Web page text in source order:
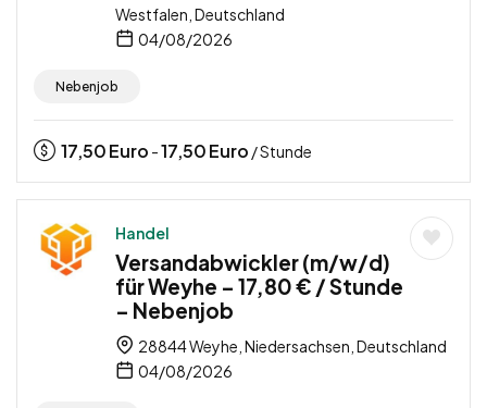
Westfalen, Deutschland
04/08/2026
Nebenjob
17,50Euro -17,50Euro / Stunde
Handel
Versandabwickler (m/w/d)
für Weyhe – 17,80 € / Stunde
– Nebenjob
28844 Weyhe, Niedersachsen, Deutschland
04/08/2026